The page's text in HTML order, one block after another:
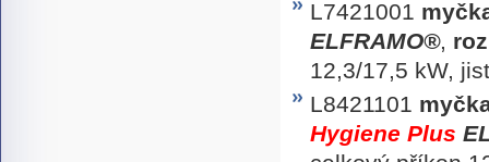
L7421001
ELFRAMO®,
12,3/17,5 kW,
L8421101
Hygiene Plus